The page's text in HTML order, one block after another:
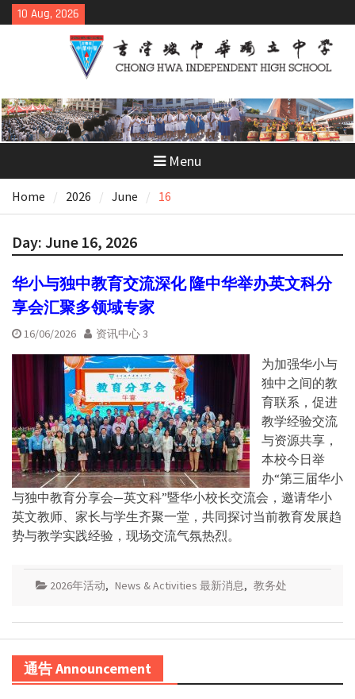
Skip
to
10 Aug, 2026
Menu
Home 2026 June 16
Day: June 16, 2026
华小与独中教育交流深化 隆中华举办英文科分
享会汇聚多领域专家
16/06/2026 资讯中心 3
为加强华小与
独中之间的教
育联系，促进
教学经验交流
与资源共享，
本校今日举
办“第三届华小
与独中教育分享会—英文科”暨华小校长交流会，邀请华小
英文教师、家长与学生齐聚一堂，共同探讨当前教育发展趋
势与教学实践经验，现场交流气氛热烈。
2026年活动, News & Activities 最新消息, 教务处
通告 Announcement